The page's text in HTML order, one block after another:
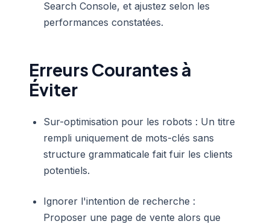
Search Console, et ajustez selon les
performances constatées.
Erreurs Courantes à
Éviter
Sur-optimisation pour les robots : Un titre
rempli uniquement de mots-clés sans
structure grammaticale fait fuir les clients
potentiels.
Ignorer l'intention de recherche :
Proposer une page de vente alors que